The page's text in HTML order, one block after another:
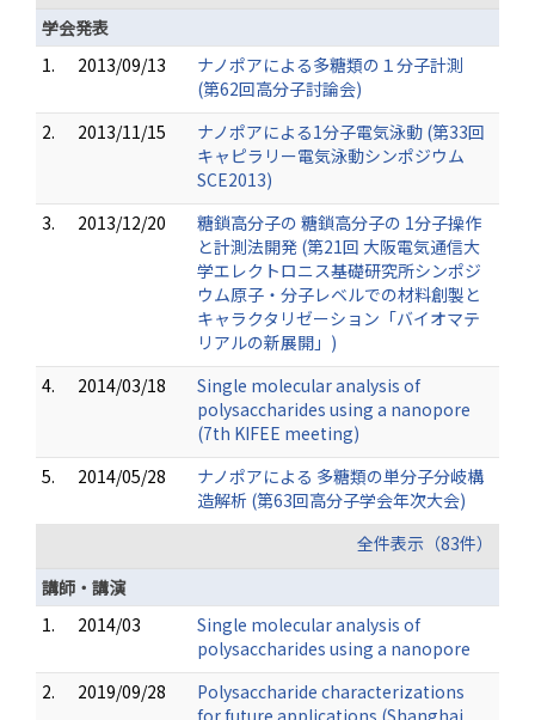
学会発表
1.
2013/09/13
ナノポアによる多糖類の１分子計測
(第62回高分子討論会)
2.
2013/11/15
ナノポアによる1分子電気泳動 (第33回
キャピラリー電気泳動シンポジウム
SCE2013)
3.
2013/12/20
糖鎖高分子の 糖鎖高分子の 1分子操作
と計測法開発 (第21回 大阪電気通信大
学エレクトロニス基礎研究所シンポジ
ウム原子・分子レベルでの材料創製と
キャラクタリゼーション「バイオマテ
リアルの新展開」)
4.
2014/03/18
Single molecular analysis of
polysaccharides using a nanopore
(7th KIFEE meeting)
5.
2014/05/28
ナノポアによる 多糖類の単分子分岐構
造解析 (第63回高分子学会年次大会)
全件表示（83件）
講師・講演
1.
2014/03
Single molecular analysis of
polysaccharides using a nanopore
2.
2019/09/28
Polysaccharide characterizations
for future applications (Shanghai,